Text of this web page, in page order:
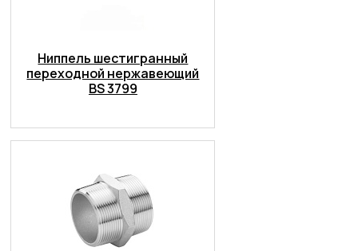
Ниппель шестигранный
переходной нержавеющий
BS 3799